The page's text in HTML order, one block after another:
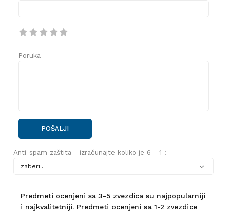
Poruka
POŠALJI
Anti-spam zaštita - izračunajte koliko je 6 - 1 :
Predmeti ocenjeni sa 3-5 zvezdica su najpopularniji
i najkvalitetniji. Predmeti ocenjeni sa 1-2 zvezdice